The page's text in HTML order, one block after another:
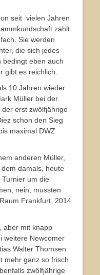
seit vielen Jahren
zählt
Sie werden
die sich jedes
bedingt eben auch
gibt es reichlich.
10 Jahren wieder
Müller bei der
erst zwölfjährige
schon den Sieg
maximal DWZ
anderen Müller,
damals, heute
um die
nein, mussten
Frankfurt, 2014
aber mit knapp
weitere Newcomer
Walter Thomsen
mehr ganz so frisch
zwölfjährige